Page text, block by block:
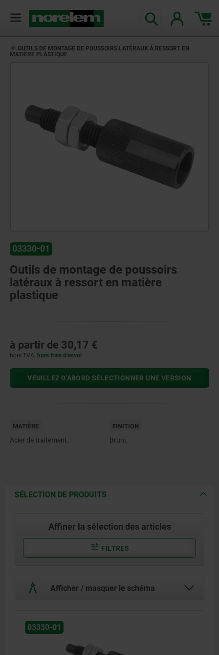
OUTILS DE MONTAGE DE POUSSOIRS LATÉRAUX À RESSORT EN
MATIÈRE PLASTIQUE
03330-01
Outils de montage de poussoirs
latéraux à ressort en matière
plastique
à partir de 30,17 €
hors TVA hors frais d’envoi
VEUILLEZ D’ABORD SÉLECTIONNER UNE VERSION
MATIÈRE
Acier de traitement.
FINITION
Bruni.
SÉLECTION DE PRODUITS
Affiner la sélection des articles
FILTRES
Afficher / masquer le schéma
03330-01